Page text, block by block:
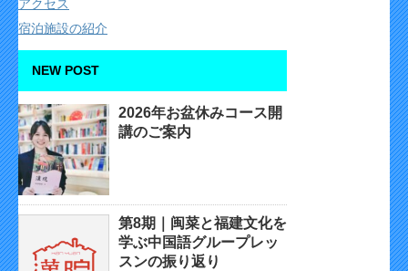
アクセス
宿泊施設の紹介
NEW POST
2026年お盆休みコース開
講のご案内
第8期｜闽菜と福建文化を
学ぶ中国語グループレッ
スンの振り返り